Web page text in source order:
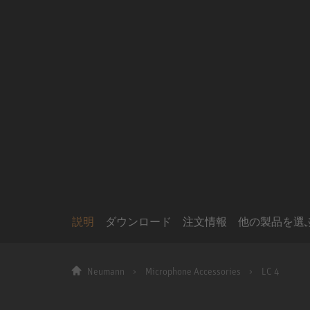
説明 ダウンロード 注文情報 他の製品を選
Neumann Microphone Accessories LC 4